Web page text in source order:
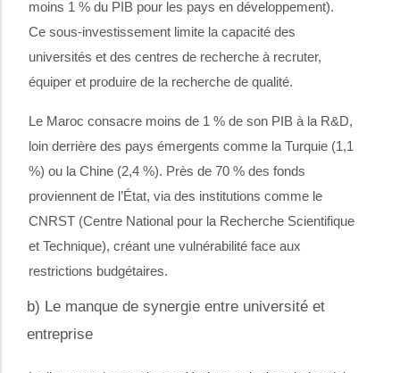
moins 1 % du PIB pour les pays en développement).
Ce sous-investissement limite la capacité des
universités et des centres de recherche à recruter,
équiper et produire de la recherche de qualité.
Le Maroc consacre moins de 1 % de son PIB à la R&D,
loin derrière des pays émergents comme la Turquie (1,1
%) ou la Chine (2,4 %). Près de 70 % des fonds
proviennent de l’État, via des institutions comme le
CNRST (Centre National pour la Recherche Scientifique
et Technique), créant une vulnérabilité face aux
restrictions budgétaires.
b) Le manque de synergie entre université et
entreprise